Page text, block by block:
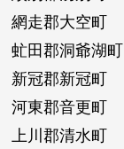
網走郡大空町
虻田郡洞爺湖町
新冠郡新冠町
河東郡音更町
上川郡清水町